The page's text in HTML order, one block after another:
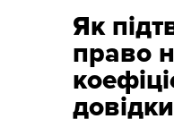
Як
право